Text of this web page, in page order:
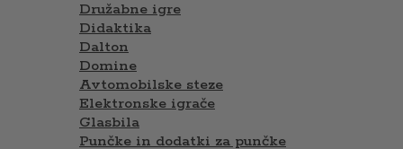
Družabne igre
Didaktika
Dalton
Domine
Avtomobilske steze
Elektronske igrače
Glasbila
Punčke in dodatki za punčke